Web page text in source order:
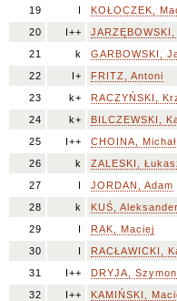
19
I
KOŁOCZEK,
20
I++
21
k
GARBOWSKI,
22
I+
FRITZ, Antoni
23
k+
RACZYŃSKI,
24
k+
BILCZEWSKI,
25
I++
CHOINA, Michał
26
k
ZALESKI,
27
I
JORDAN, Adam
28
k
KUŚ,
29
I
RAK, Maciej
30
I
RACŁAWICKI,
31
I++
DRYJA, Szymon
32
I++
KAMIŃSKI,